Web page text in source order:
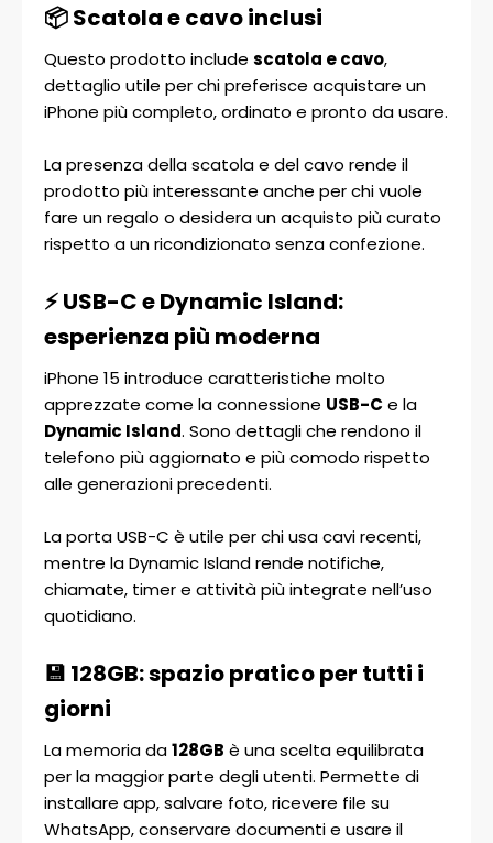
📦 Scatola e cavo inclusi
Questo prodotto include scatola e cavo,
dettaglio utile per chi preferisce acquistare un
iPhone più completo, ordinato e pronto da usare.
La presenza della scatola e del cavo rende il
prodotto più interessante anche per chi vuole
fare un regalo o desidera un acquisto più curato
rispetto a un ricondizionato senza confezione.
⚡ USB-C e Dynamic Island:
esperienza più moderna
iPhone 15 introduce caratteristiche molto
apprezzate come la connessione USB-C e la
Dynamic Island. Sono dettagli che rendono il
telefono più aggiornato e più comodo rispetto
alle generazioni precedenti.
La porta USB-C è utile per chi usa cavi recenti,
mentre la Dynamic Island rende notifiche,
chiamate, timer e attività più integrate nell’uso
quotidiano.
💾 128GB: spazio pratico per tutti i
giorni
La memoria da128GB è una scelta equilibrata
per la maggior parte degli utenti. Permette di
installare app, salvare foto, ricevere file su
WhatsApp, conservare documenti e usare il